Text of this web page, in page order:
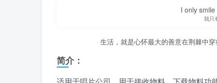
I only
我只
生活，就是心怀最大的善意在荆棘中
简介：